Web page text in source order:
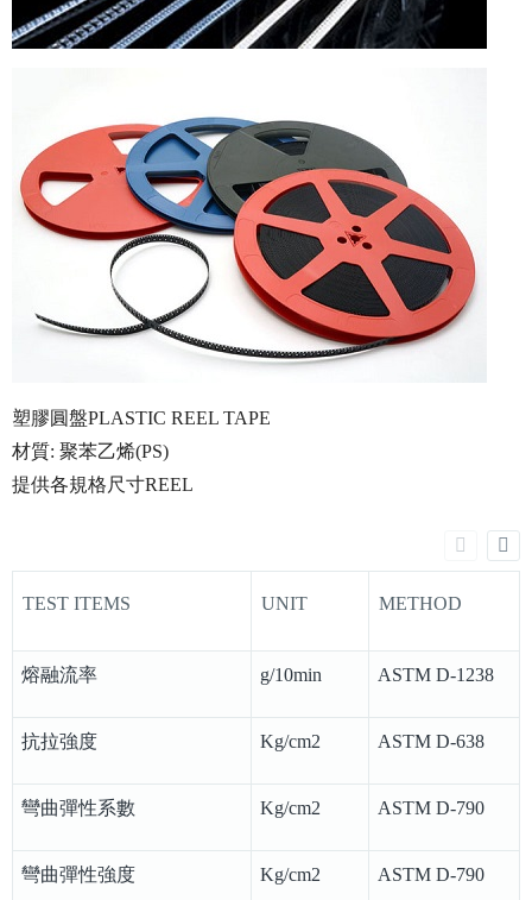
塑膠圓盤PLASTIC REEL TAPE
材質: 聚苯乙烯(PS)
提供各規格尺寸REEL
TEST ITEMS UNIT METHOD
熔融流率 g/10min ASTM D-1238
抗拉強度 Kg/cm2 ASTM D-638
彎曲彈性系數 Kg/cm2 ASTM D-790
彎曲彈性強度 Kg/cm2 ASTM D-790